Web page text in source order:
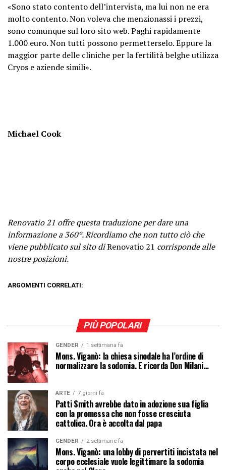
«Sono stato contento dell’intervista, ma lui non ne era
molto contento. Non voleva che menzionassi i prezzi,
sono comunque sul loro sito web. Paghi rapidamente
1.000 euro. Non tutti possono permetterselo. Eppure la
maggior parte delle cliniche per la fertilità belghe utilizza
Cryos e aziende simili».
Michael Cook
Renovatio 21 offre questa traduzione per dare una
informazione a 360º. Ricordiamo che non tutto ciò che
viene pubblicato sul sito diRenovatio 21 corrisponde alle
nostre posizioni.
ARGOMENTI CORRELATI:
PIÙ POPOLARI
GENDER 1 settimana fa
Mons. Viganò: la chiesa sinodale ha l’ordine di
normalizzare la sodomia. E ricorda Don Milani…
ARTE 7 giorni fa
Patti Smith avrebbe dato in adozione sua figlia
con la promessa che non fosse cresciuta
cattolica. Ora è accolta dal papa
GENDER 2 settimane fa
Mons. Viganò: una lobby di pervertiti incistata nel
corpo ecclesiale vuole legittimare la sodomia